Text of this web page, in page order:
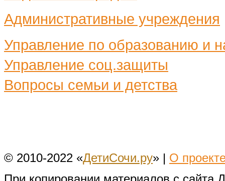
Административные учреждения
Управление по образованию и
Управление соц.защиты
Вопросы семьи и детства
© 2010-2022 «ДетиСочи.ру» | О